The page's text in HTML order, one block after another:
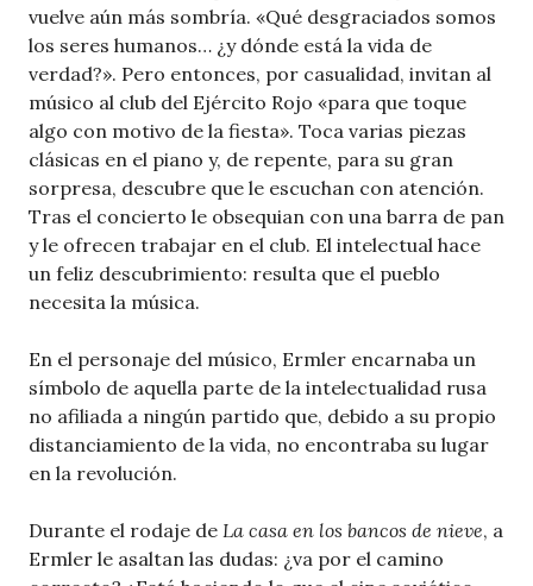
vuelve aún más sombría. «Qué desgraciados somos
los seres humanos… ¿y dónde está la vida de
verdad?». Pero entonces, por casualidad, invitan al
músico al club del Ejército Rojo «para que toque
algo con motivo de la fiesta». Toca varias piezas
clásicas en el piano y, de repente, para su gran
sorpresa, descubre que le escuchan con atención.
Tras el concierto le obsequian con una barra de pan
y le ofrecen trabajar en el club. El intelectual hace
un feliz descubrimiento: resulta que el pueblo
necesita la música.
En el personaje del músico, Ermler encarnaba un
símbolo de aquella parte de la intelectualidad rusa
no afiliada a ningún partido que, debido a su propio
distanciamiento de la vida, no encontraba su lugar
en la revolución.
Durante el rodaje de La casa en los bancos de nieve, a
Ermler le asaltan las dudas: ¿va por el camino